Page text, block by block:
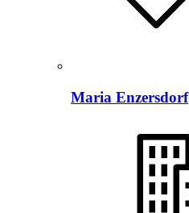
Maria Enzersdorf